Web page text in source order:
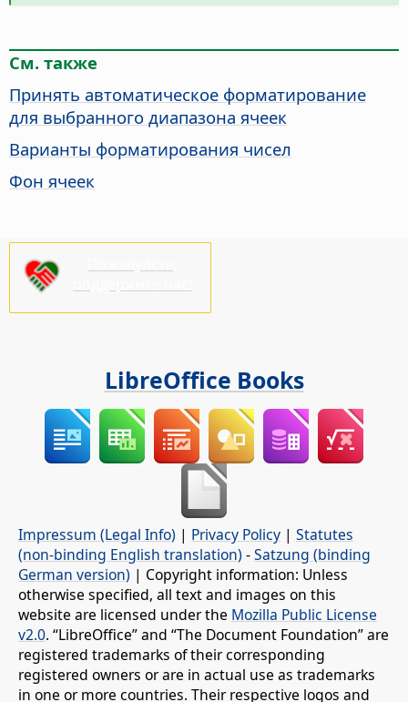
См. также
Принять автоматическое форматирование
для выбранного диапазона ячеек
Варианты форматирования чисел
Фон ячеек
LibreOffice Books
Impressum (Legal Info) | Privacy Policy | Statutes
(non-binding English translation) -Satzung (binding
German version) | Copyright information: Unless
otherwise specified, all text and images on this
website are licensed under the Mozilla Public License
v2.0. “LibreOffice” and “The Document Foundation” are
registered trademarks of their corresponding
registered owners or are in actual use as trademarks
in one or more countries. Their respective logos and